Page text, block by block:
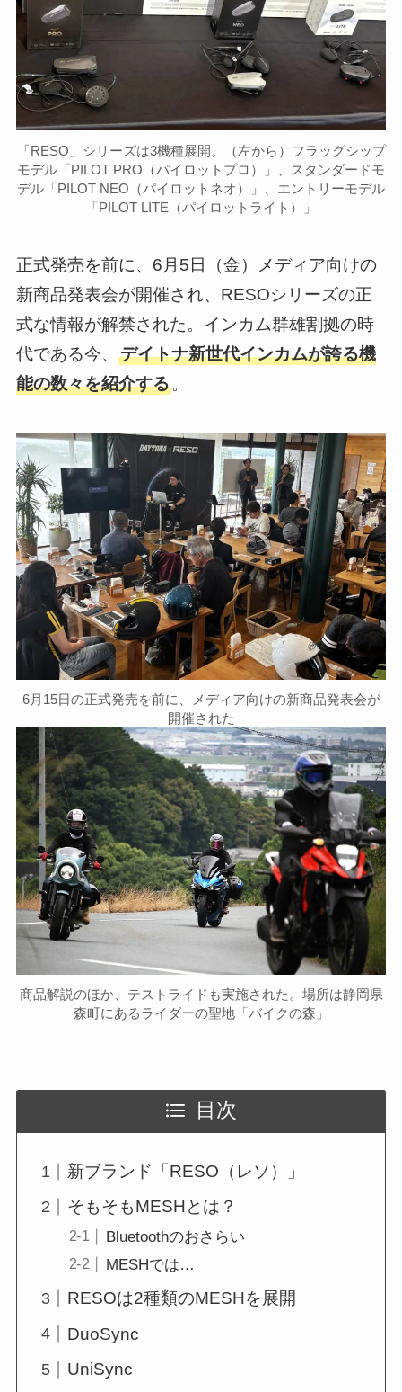
「RESO」シリーズは3機種展開。（左から）フラッグシップ
モデル「PILOT PRO（パイロットプロ）」、スタンダードモ
デル「PILOT NEO（パイロットネオ）」、エントリーモデル
「PILOT LITE（パイロットライト）」
正式発売を前に、6月5日（金）メディア向けの
新商品発表会が開催され、RESOシリーズの正
式な情報が解禁された。インカム群雄割拠の時
代である今、 デイトナ新世代インカムが誇る機
能の数々を紹介する。
6月15日の正式発売を前に、メディア向けの新商品発表会が
開催された
商品解説のほか、テストライドも実施された。場所は静岡県
森町にあるライダーの聖地「バイクの森」
目次
新ブランド「RESO（レソ）」
そもそもMESHとは？
Bluetoothのおさらい
MESHでは…
RESOは2種類のMESHを展開
DuoSync
UniSync